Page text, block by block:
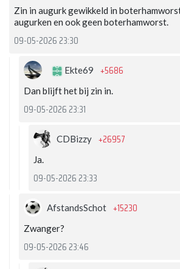
Zin in augurk gewikkeld in
augurken en ook geen boterhamworst.
09-05-2026 23:30
Ekte69 +5686
Dan blijft het bij zin in.
09-05-2026 23:31
CDBizzy +26957
Ja.
09-05-2026 23:33
AfstandsSchot +15230
Zwanger?
09-05-2026 23:46